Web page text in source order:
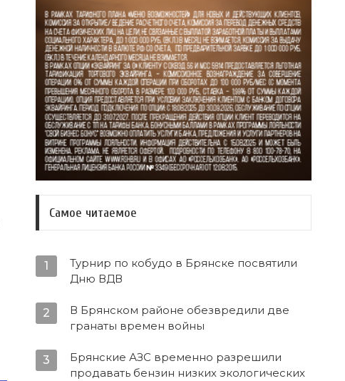
Самое читаемое
1
Турнир по кобудо в Брянске посвятили
Дню ВДВ
2
В Брянском районе обезвредили две
гранаты времен войны
3
Брянские АЗС временно разрешили
продавать бензин низких экологических